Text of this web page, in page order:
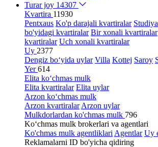
Turar joy 14307
Kvartira 11930
Pentxaus Ko'p darajali kvartiralar
bo'yidagi kvartiralar Bir xonali kvartiralar
kvartiralar Uch xonali kvartiralar
Uy 2377
Dengiz bo‘yida uylar Villa Kottej Saroy
Yer614
Elita ko‘chmas mulk
Elita kvartiralar Elita uylar
Arzon ko‘chmas mulk
Arzon kvartiralar Arzon uylar
Mulkdorlardan ko'chmas mulk 796
Ko‘chmas mulk brokerlari va agentlari
Ko'chmas mulk agentliklari Agentlar Uy
Reklamalarni ID bo'yicha qidiring